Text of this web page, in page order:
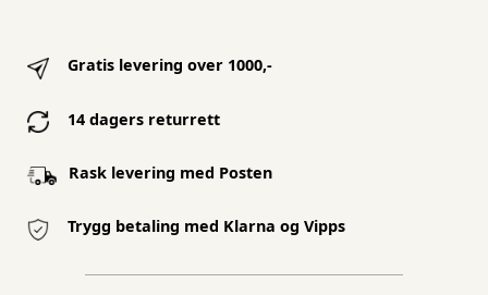
Gratis levering over 1000,-
14 dagers returrett
Rask levering med Posten
Trygg betaling med Klarna og Vipps